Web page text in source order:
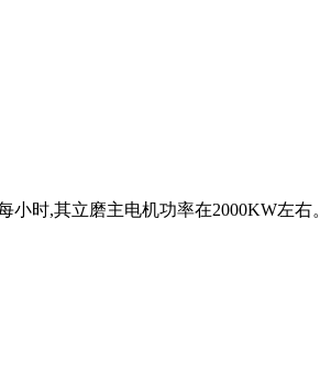
小时,其立磨主电机功率在2000KW左右